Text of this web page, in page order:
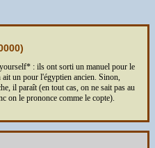
)
: ils ont sorti un manuel pour le
ait un pour l'égyptien ancien. Sinon,
il paraît (en tout cas, on ne sait pas au
on le prononce comme le copte).